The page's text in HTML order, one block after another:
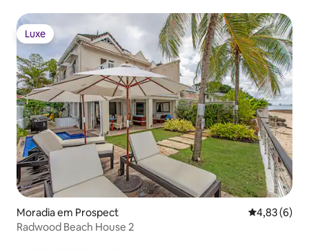
Luxe
Luxe
Moradia em Prospect
4,83 (6)
Radwood Beach House 2